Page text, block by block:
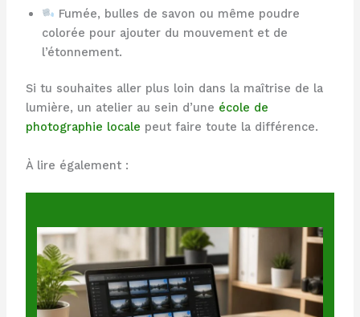
Fumée, bulles de savon ou même poudre
colorée pour ajouter du mouvement et de
l’étonnement.
Si tu souhaites aller plus loin dans la maîtrise de la
lumière, un atelier au sein d’une école de
photographie locale peut faire toute la différence.
À lire également :